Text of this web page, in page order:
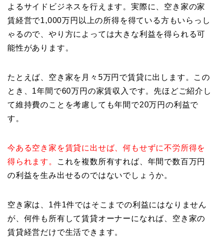
よるサイドビジネスを行えます。実際に、空き家の家
賃経営で1,000万円以上の所得を得ている方もいらっし
ゃるので、やり方によっては大きな利益を得られる可
能性があります。
たとえば、空き家を月々5万円で賃貸に出します。この
とき、1年間で60万円の家賃収入です。先ほどご紹介し
て維持費のことを考慮しても年間で20万円の利益で
す。
今ある空き家を賃貸に出せば、何もせずに不労所得を
得られます。
これを複数所有すれば、年間で数百万円
の利益を生み出せるのではないでしょうか。
空き家は、1件1件ではそこまでの利益にはなりません
が、何件も所有して賃貸オーナーになれば、空き家の
賃貸経営だけで生活できます。